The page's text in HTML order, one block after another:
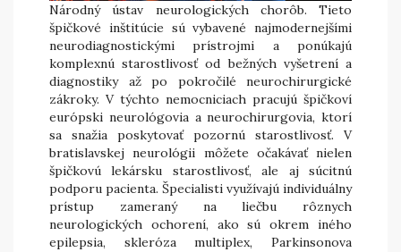
Národný ústav neurologických chorôb. Tieto
špičkové inštitúcie sú vybavené najmodernejšími
neurodiagnostickými prístrojmi a ponúkajú
komplexnú starostlivosť od bežných vyšetrení a
diagnostiky až po pokročilé neurochirurgické
zákroky. V týchto nemocniciach pracujú špičkoví
európski neurológovia a neurochirurgovia, ktorí
sa snažia poskytovať pozornú starostlivosť. V
bratislavskej neurológii môžete očakávať nielen
špičkovú lekársku starostlivosť, ale aj súcitnú
podporu pacienta. Špecialisti využívajú individuálny
prístup zameraný na liečbu rôznych
neurologických ochorení, ako sú okrem iného
epilepsia, skleróza multiplex, Parkinsonova